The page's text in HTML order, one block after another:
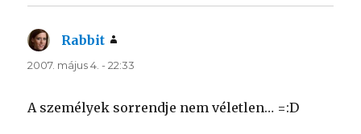
Rabbit
2007. május 4. - 22:33
A személyek sorrendje nem véletlen… =:D